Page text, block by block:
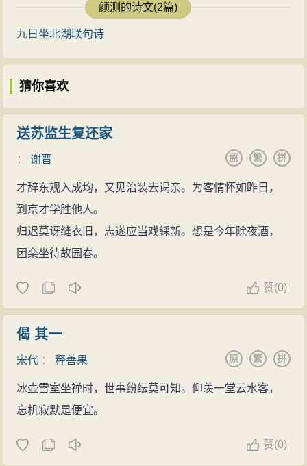
颜测的诗文(2篇)
九日坐北湖联句诗
猜你喜欢
送苏监生复还家
：谢晋 拼
繁
原
才辞东观入成均，又见治装去谒亲。为客情怀如昨日，
到京才学胜他人。
归迟莫讶缝衣旧，志遂应当戏綵新。想是今年除夜酒，
团栾坐待故园春。
赞(0)
偈 其一
宋代 ：释善果 拼
繁
原
冰壶雪室坐禅时，世事纷纭莫可知。仰羡一堂云水客，
忘机寂默是便宜。
赞(0)